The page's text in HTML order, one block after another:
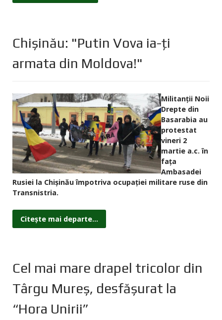
Chișinău: "Putin Vova ia-ți
armata din Moldova!"
Militanții Noii
Drepte din
Basarabia au
protestat
vineri 2
martie a.c. în
fața
Ambasadei
Rusiei la Chișinău împotriva ocupației militare ruse din
Transnistria.
Citește mai departe...
Cel mai mare drapel tricolor din
Târgu Mureş, desfăşurat la
“Hora Unirii”